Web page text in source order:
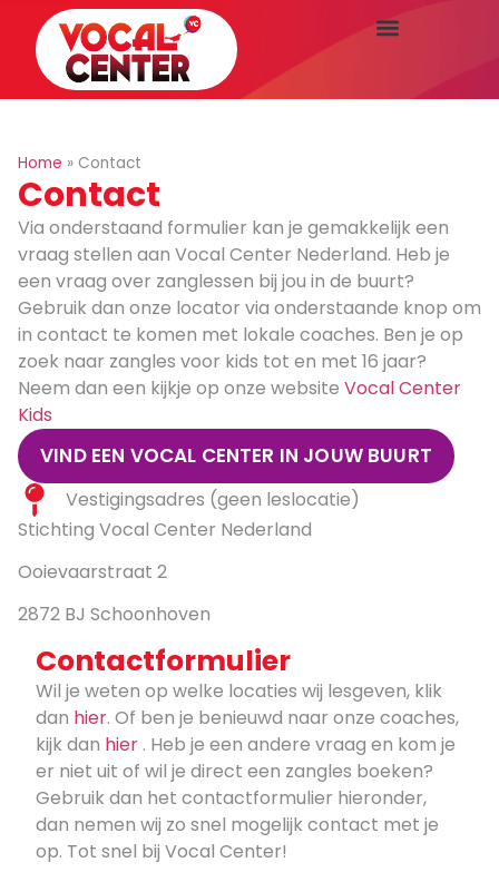
Home » Contact
Contact
Via onderstaand formulier kan je gemakkelijk een
vraag stellen aan Vocal Center Nederland. Heb je
een vraag over zanglessen bij jou in de buurt?
Gebruik dan onze locator via onderstaande knop om
in contact te komen met lokale coaches. Ben je op
zoek naar zangles voor kids tot en met 16 jaar?
Neem dan een kijkje op onze website Vocal Center
Kids
VIND EEN VOCAL CENTER IN JOUW BUURT
Vestigingsadres (geen leslocatie)
Stichting Vocal Center Nederland
Ooievaarstraat 2
2872 BJ Schoonhoven
Contactformulier
Wil je weten op welke locaties wij lesgeven, klik
dan hier. Of ben je benieuwd naar onze coaches,
kijk dan hier . Heb je een andere vraag en kom je
er niet uit of wil je direct een zangles boeken?
Gebruik dan het contactformulier hieronder,
dan nemen wij zo snel mogelijk contact met je
op. Tot snel bij Vocal Center!